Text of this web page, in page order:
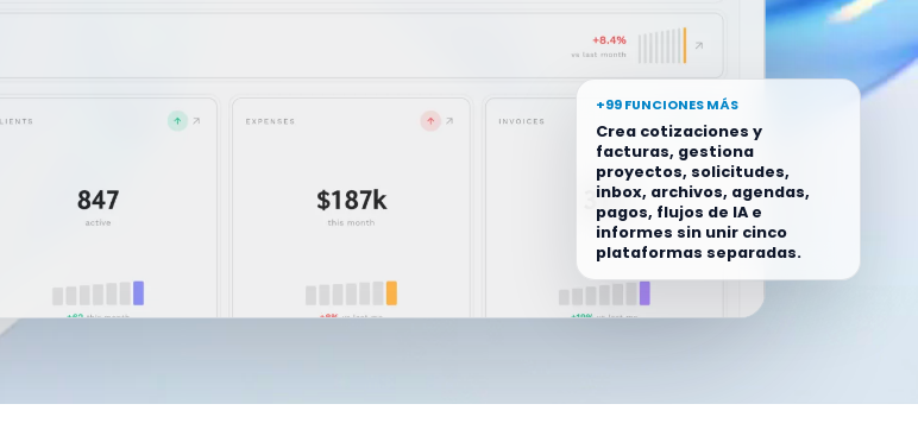
+99 FUNCIONES MÁS
Crea cotizaciones y
facturas, gestiona
proyectos, solicitudes,
inbox, archivos, agendas,
pagos, flujos de IA e
informes sin unir cinco
plataformas separadas.